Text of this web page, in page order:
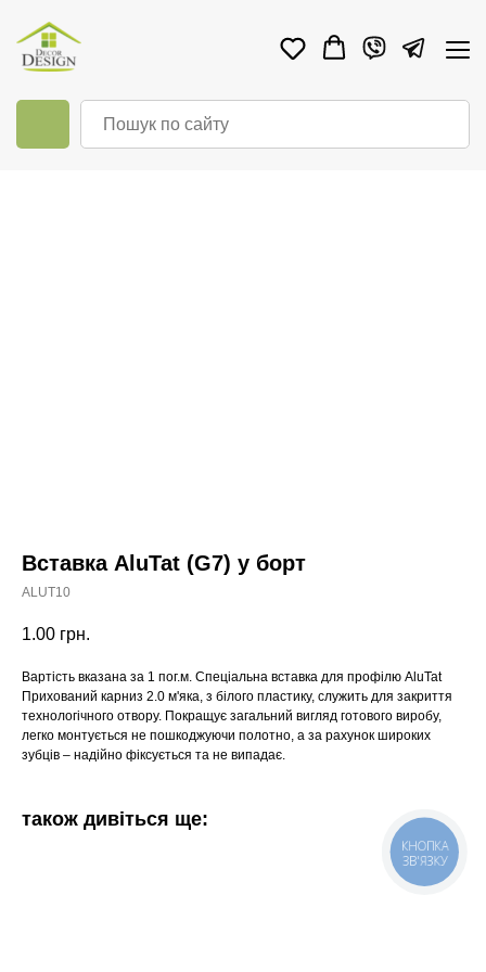
Вставка AluTat (G7) у борт
ALUT10
1.00 грн.
Вартість вказана за 1 пог.м. Спеціальна вставка для профілю AluTat
Прихований карниз 2.0 м'яка, з білого пластику, служить для закриття
технологічного отвору. Покращує загальний вигляд готового виробу,
легко монтується не пошкоджуючи полотно, а за рахунок широких
зубців – надійно фіксується та не випадає.
також дивіться ще:
КНОПКА
ЗВ'ЯЗКУ